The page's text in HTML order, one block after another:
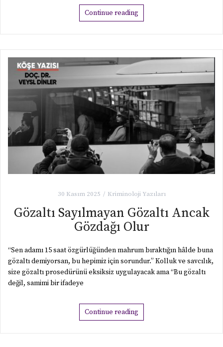
katmanlı soluksuz bir komedi olarak öne çıkıyor.
30 Kasım 2025 Kriminoloji Yazıları
Gözaltı Sayılmayan Gözaltı Ancak
Gözdağı Olur
“Sen adamı 15 saat özgürlüğünden mahrum bıraktığın hâlde buna
gözaltı demiyorsan, bu hepimiz için sorundur.” Kolluk ve savcılık,
değil, samimi bir ifadeye